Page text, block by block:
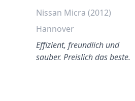
Nissan Micra (2012)
Hannover
Effizient, freundlich und
sauber. Preislich das beste.